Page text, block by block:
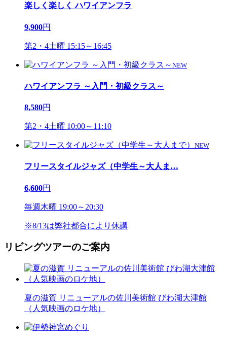
楽しく楽しく ハワイアンフラ
9,900円
第2・4土曜 15:15～16:45
NEW
ハワイアンフラ ～入門・初級クラス～
8,580円
第2・4土曜 10:00～11:10
NEW
フリースタイルジャズ（中学生～大人ま…
6,600円
毎週木曜 19:00～20:30
※8/13は弊社都合により休講
リビングツアーのご案内
夏の滋賀 リニューアルの佐川美術館 びわ湖大津館
（人気映画のロケ地）